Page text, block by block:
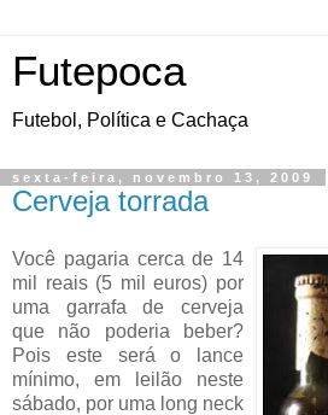
Futepoca
Futebol, Política e Cachaça
sexta-feira, novembro 13, 2009
Cerveja torrada
Você pagaria cerca de 14
mil reais (5 mil euros) por
uma garrafa de cerveja
que não poderia beber?
Pois este será o lance
mínimo, em leilão neste
sábado, por uma long neck